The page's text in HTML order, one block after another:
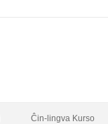
Ĉin-lingva Kurso